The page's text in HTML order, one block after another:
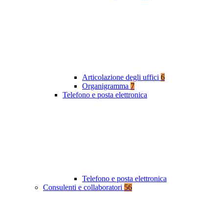
Articolazione degli uffici 6
Organigramma 7
Telefono e posta elettronica
Telefono e posta elettronica
Consulenti e collaboratori 56